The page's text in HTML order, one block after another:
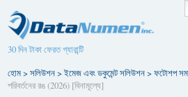
30 দিন টাকা ফেরত গ্যারান্টি
হোম>সলিউশন>ইমেজ এবং ডকুমেন্ট সলিউশন>ফটোশপ
পরিবর্তনের রঙ (2026) [বিনামূল্যে]